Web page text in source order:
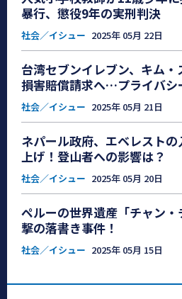
暴行、懲役9年の実刑判決
社会／イシュー 2025年 05月 22日
台湾セブンイレブン、キム
損害賠償請求へ…プライバシ
社会／イシュー 2025年 05月 21日
ネパール政府、エベレスト
上げ！登山者への影響は？
社会／イシュー 2025年 05月 20日
ペルーの世界遺産「チャン
撃の落書き事件！
社会／イシュー 2025年 05月 15日